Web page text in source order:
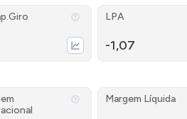
LPA
-1,07
Margem Líquida